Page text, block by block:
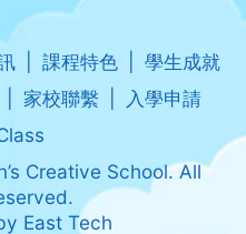
課程特色
學生成就
家校聯繫
入學申請
Creative School. All
East Tech